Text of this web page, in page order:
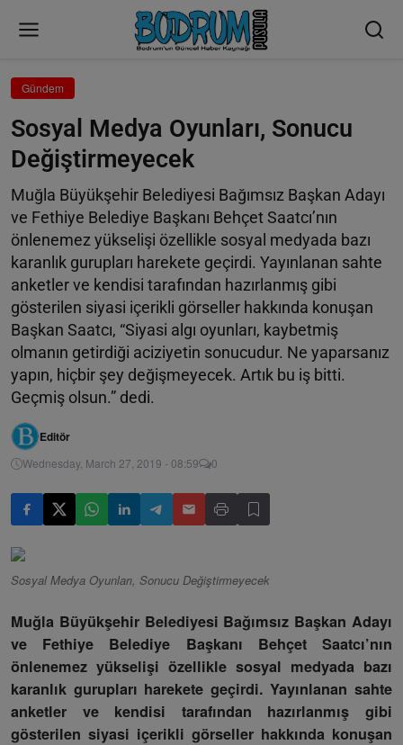
Gündem
Sosyal Medya Oyunları, Sonucu
Değiştirmeyecek
Muğla Büyükşehir Belediyesi Bağımsız Başkan Adayı
ve Fethiye Belediye Başkanı Behçet Saatcı’nın
önlenemez yükselişi özellikle sosyal medyada bazı
karanlık gurupları harekete geçirdi. Yayınlanan sahte
anketler ve kendisi tarafından hazırlanmış gibi
gösterilen siyasi içerikli görseller hakkında konuşan
Başkan Saatcı, “Siyasi algı oyunları, kaybetmiş
olmanın getirdiği aciziyetin sonucudur. Ne yaparsanız
yapın, hiçbir şey değişmeyecek. Artık bu iş bitti.
Geçmiş olsun.” dedi.
Editör
Wednesday, March 27, 2019 - 08:59 0
Sosyal Medya Oyunları, Sonucu Değiştirmeyecek
Muğla Büyükşehir Belediyesi Bağımsız Başkan Adayı
ve Fethiye Belediye Başkanı Behçet Saatcı’nın
önlenemez yükselişi özellikle sosyal medyada bazı
karanlık gurupları harekete geçirdi. Yayınlanan sahte
anketler ve kendisi tarafından hazırlanmış gibi
gösterilen siyasi içerikli görseller hakkında konuşan